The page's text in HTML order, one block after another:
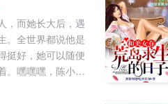
，而她长大后，遇
。全世界都说他是
挺好，她可以随便
。嘿嘿嘿，陈小少